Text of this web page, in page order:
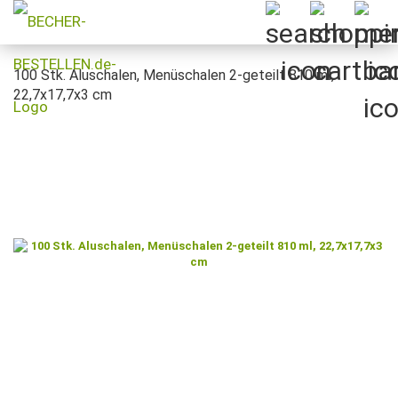
100 Stk. Aluschalen, Menüschalen 2-geteilt 810 ml,
22,7x17,7x3 cm